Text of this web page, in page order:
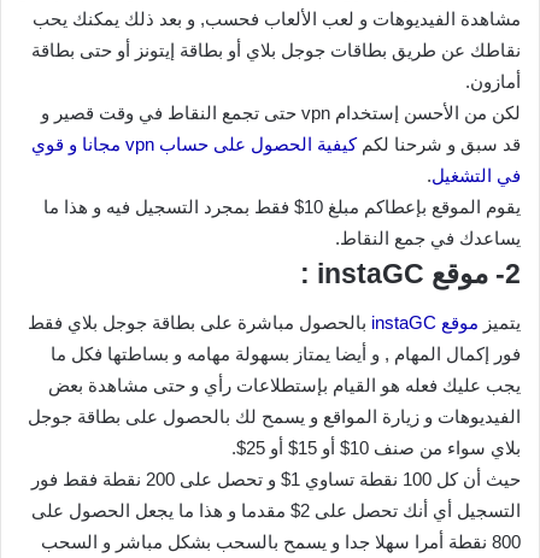
مشاهدة الفيديوهات و لعب الألعاب فحسب, و بعد ذلك يمكنك يحب
نقاطك عن طريق بطاقات جوجل بلاي أو بطاقة إيتونز أو حتى بطاقة
أمازون.
لكن من الأحسن إستخدام vpn حتى تجمع النقاط في وقت قصير و
قد سبق و شرحنا لكم
كيفية الحصول على حساب vpn مجانا و قوي
في التشغيل.
يقوم الموقع بإعطاكم مبلغ 10$ فقط بمجرد التسجيل فيه و هذا ما
يساعدك في جمع النقاط.
2- موقع instaGC :
يتميز موقع instaGC
بالحصول مباشرة على بطاقة جوجل بلاي فقط
فور إكمال المهام , و أيضا يمتاز بسهولة مهامه و بساطتها فكل ما
يجب عليك فعله هو القيام بإستطلاعات رأي و حتى مشاهدة بعض
الفيديوهات و زيارة المواقع و يسمح لك بالحصول على بطاقة جوجل
بلاي سواء من صنف 10$ أو 15$ أو 25$.
حيث أن كل 100 نقطة تساوي 1$ و تحصل على 200 نقطة فقط فور
التسجيل أي أنك تحصل على 2$ مقدما و هذا ما يجعل الحصول على
800 نقطة أمرا سهلا جدا و يسمح بالسحب بشكل مباشر و السحب